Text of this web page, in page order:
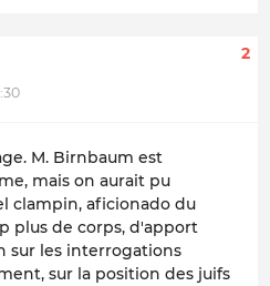
2
M. Birnbaum est
mais on aurait pu
clampin, aficionado du
plus de corps, d'apport
sur les interrogations
sur la position des juifs